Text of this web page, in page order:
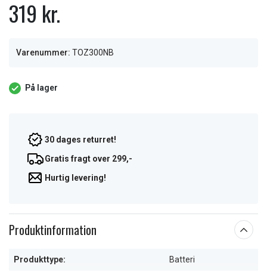
319 kr.
Varenummer: TOZ300NB
På lager
30 dages returret!
Gratis fragt over 299,-
Hurtig levering!
Produktinformation
Produkttype: Batteri